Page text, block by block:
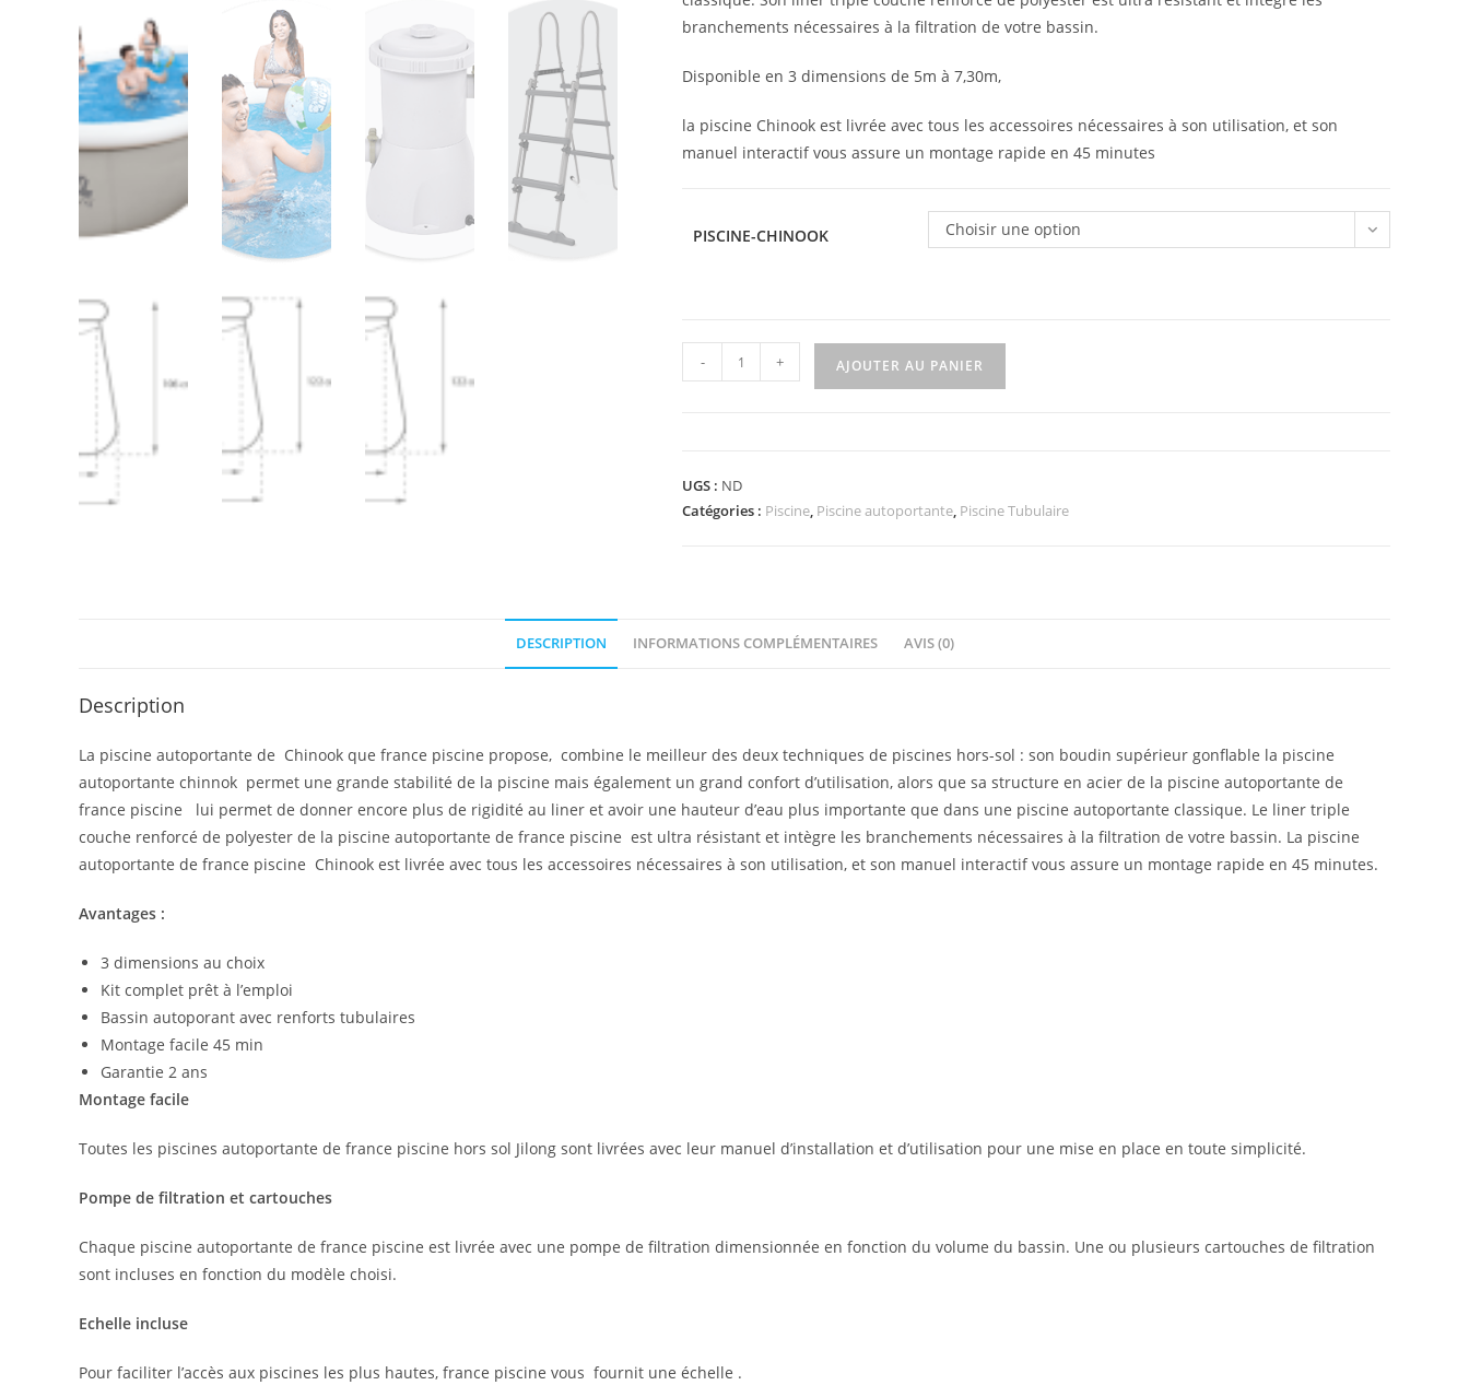
branchements nécessaires à la filtration de votre bassin.
Disponible en 3 dimensions de 5m à 7,30m,
la piscine Chinook est livrée avec tous les accessoires nécessaires à son utilisation, et son
manuel interactif vous assure un montage rapide en 45 minutes
PISCINE-CHINOOK Choisir une option
quantité
de
tubulaire
Chinnok
- + AJOUTER AU PANIER
UGS : ND
Catégories : Piscine, Piscine autoportante, Piscine Tubulaire
DESCRIPTION INFORMATIONS COMPLÉMENTAIRES AVIS (0)
Description
La piscine autoportante de Chinook que france piscine propose, combine le meilleur des deux techniques de piscines hors-sol : son boudin supérieur gonflable la piscine
autoportante chinnok permet une grande stabilité de la piscine mais également un grand confort d’utilisation, alors que sa structure en acier de la piscine autoportante de
france piscine lui permet de donner encore plus de rigidité au liner et avoir une hauteur d’eau plus importante que dans une piscine autoportante classique. Le liner triple
couche renforcé de polyester de la piscine autoportante de france piscine est ultra résistant et intègre les branchements nécessaires à la filtration de votre bassin. La piscine
autoportante de france piscine Chinook est livrée avec tous les accessoires nécessaires à son utilisation, et son manuel interactif vous assure un montage rapide en 45 minutes.
Avantages :
3 dimensions au choix
Kit complet prêt à l’emploi
Bassin autoporant avec renforts tubulaires
Montage facile 45 min
Garantie 2 ans
Montage facile
Toutes les piscines autoportante de france piscine hors sol Jilong sont livrées avec leur manuel d’installation et d’utilisation pour une mise en place en toute simplicité.
Pompe de filtration et cartouches
Chaque piscine autoportante de france piscine est livrée avec une pompe de filtration dimensionnée en fonction du volume du bassin. Une ou plusieurs cartouches de filtration
sont incluses en fonction du modèle choisi.
Echelle incluse
Pour faciliter l’accès aux piscines les plus hautes, france piscine vous fournit une échelle .